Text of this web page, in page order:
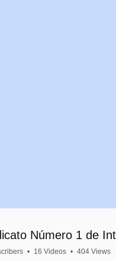
Número 1 de
• 16 Videos • 404 Views